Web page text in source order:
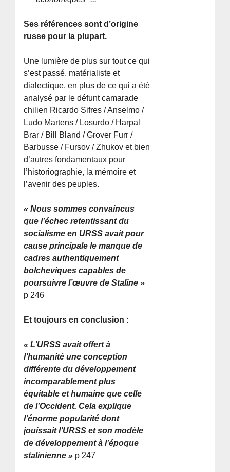
Ses références sont d’origine
russe pour la plupart.
Une lumière de plus sur tout ce qui
s’est passé, matérialiste et
dialectique, en plus de ce qui a été
analysé par le défunt camarade
chilien Ricardo Sifres / Anselmo /
Ludo Martens / Losurdo / Harpal
Brar / Bill Bland / Grover Furr /
Barbusse / Fursov / Zhukov et bien
d’autres fondamentaux pour
l’historiographie, la mémoire et
l’avenir des peuples.
« Nous sommes convaincus
que l’échec retentissant du
socialisme en URSS avait pour
cause principale le manque de
cadres authentiquement
bolcheviques capables de
poursuivre l’œuvre de Staline »
p 246
Et toujours en conclusion :
« L’URSS avait offert à
l’humanité une conception
différente du développement
incomparablement plus
équitable et humaine que celle
de l’Occident. Cela explique
l’énorme popularité dont
jouissait l’URSS et son modèle
de développement à l’époque
stalinienne » p 247